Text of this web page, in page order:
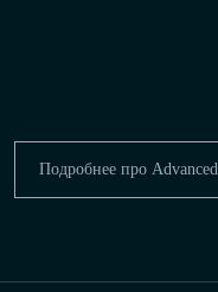
Подробнее про Advanced